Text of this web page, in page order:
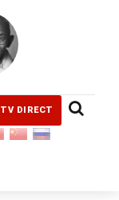
TV DIRECT